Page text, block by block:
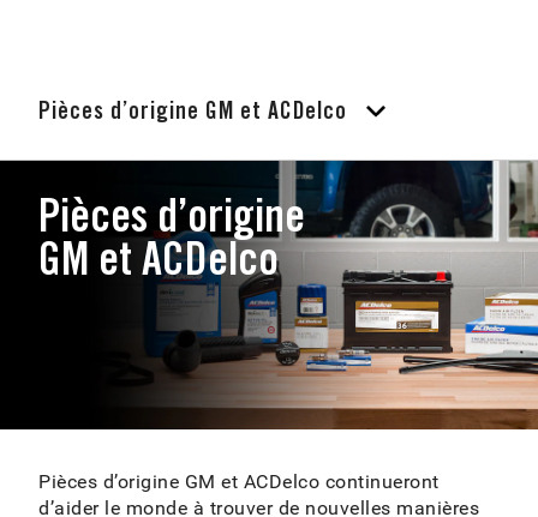
Pièces d’origine GM et ACDelco
Pièces d’origine
GM et ACDelco
Pièces d’origine GM et ACDelco continueront
d’aider le monde à trouver de nouvelles manières